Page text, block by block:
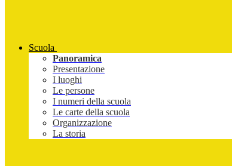
Scuola
Panoramica
Presentazione
I luoghi
Le persone
I numeri della scuola
Le carte della scuola
Organizzazione
La storia